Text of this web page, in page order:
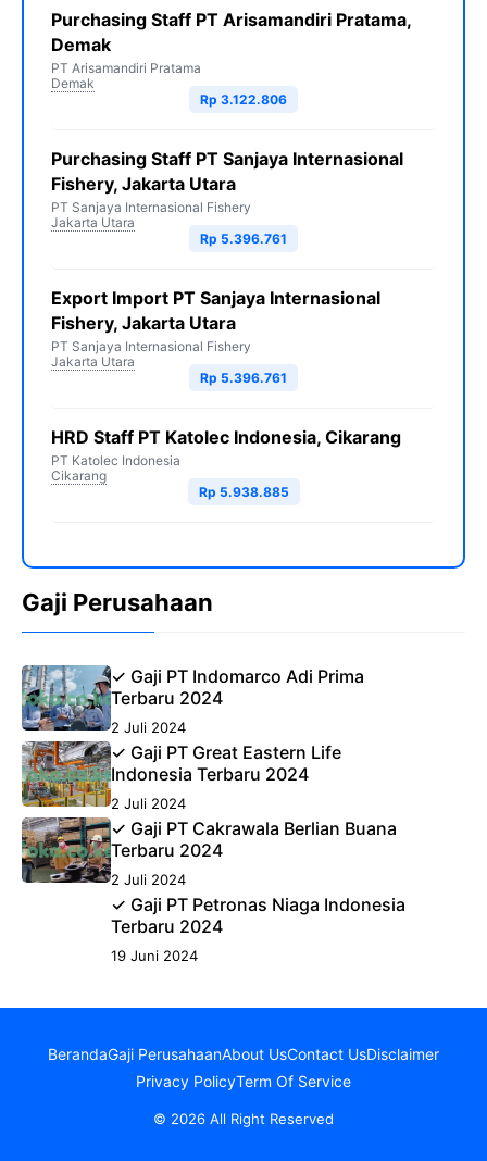
Purchasing Staff PT Arisamandiri Pratama,
Demak
PT Arisamandiri Pratama
Demak
Rp 3.122.806
Purchasing Staff PT Sanjaya Internasional
Fishery, Jakarta Utara
PT Sanjaya Internasional Fishery
Jakarta Utara
Rp 5.396.761
Export Import PT Sanjaya Internasional
Fishery, Jakarta Utara
PT Sanjaya Internasional Fishery
Jakarta Utara
Rp 5.396.761
HRD Staff PT Katolec Indonesia, Cikarang
PT Katolec Indonesia
Cikarang
Rp 5.938.885
Gaji Perusahaan
✓ Gaji PT Indomarco Adi Prima
Terbaru 2024
2 Juli 2024
✓ Gaji PT Great Eastern Life
Indonesia Terbaru 2024
2 Juli 2024
✓ Gaji PT Cakrawala Berlian Buana
Terbaru 2024
2 Juli 2024
✓ Gaji PT Petronas Niaga Indonesia
Terbaru 2024
19 Juni 2024
BerandaGaji PerusahaanAbout UsContact UsDisclaimer
Privacy PolicyTerm Of Service
© 2026 All Right Reserved